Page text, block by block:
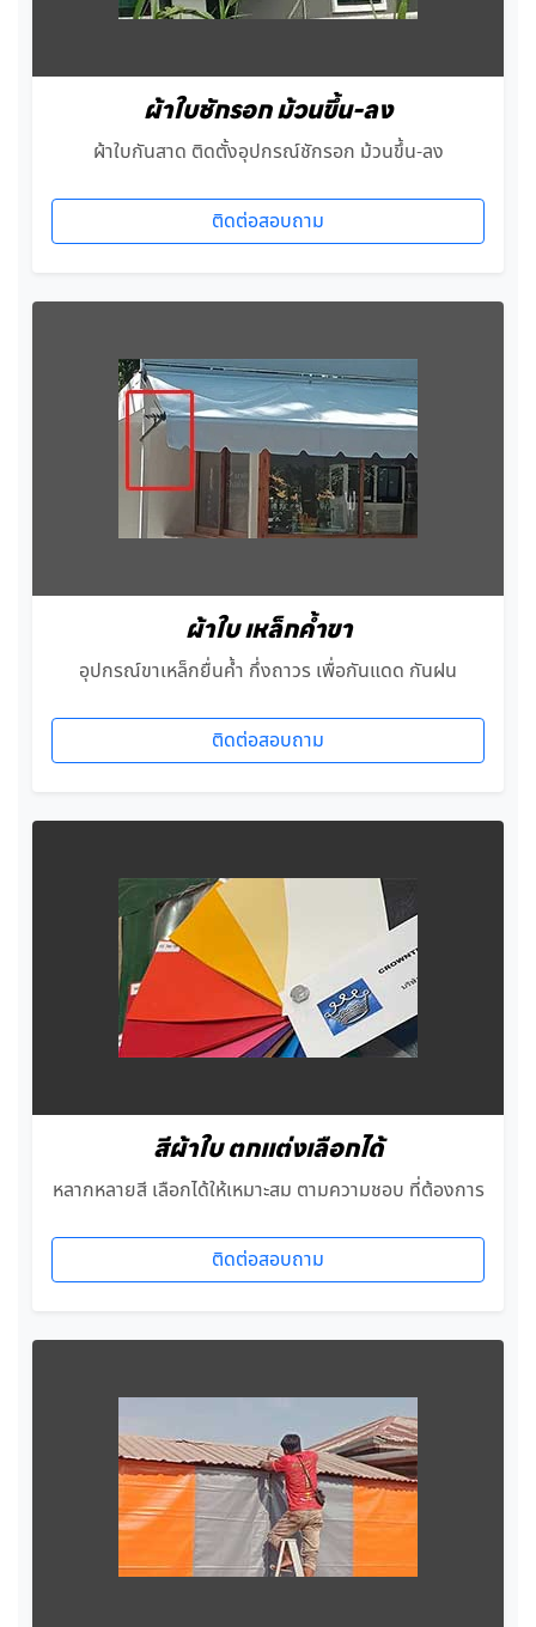
ผ้าใบชักรอก ม้วนขึ้น-ลง
ผ้าใบกันสาด ติดตั้งอุปกรณ์ชักรอก ม้วนขึ้น-ลง
ติดต่อสอบถาม
ผ้าใบ เหล็กค้ำขา
อุปกรณ์ขาเหล็กยื่นค้ำ กึ่งถาวร เพื่อกันแดด กันฝน
ติดต่อสอบถาม
สีผ้าใบ ตกแต่งเลือกได้
หลากหลายสี เลือกได้ให้เหมาะสม ตามความชอบ ที่ต้องการ
ติดต่อสอบถาม